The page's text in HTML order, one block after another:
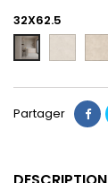
32X62.5
AMBIANCE
59X119RECT
Partager